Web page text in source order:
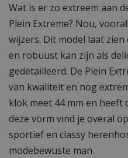
Wat is er zo extreem aan
Plein Extreme? Nou,
wijzers. Dit model laat
en robuust kan zijn als
gedetailleerd. De Plein
van kwaliteit en nog
klok meet 44 mm en heeft
deze vorm vind je overal
sportief en classy
modebewuste man.